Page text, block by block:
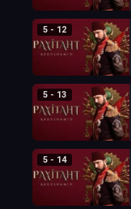
5 - 12
5 - 13
5 - 14